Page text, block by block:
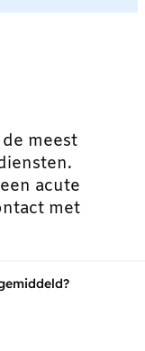
meest
acute
met